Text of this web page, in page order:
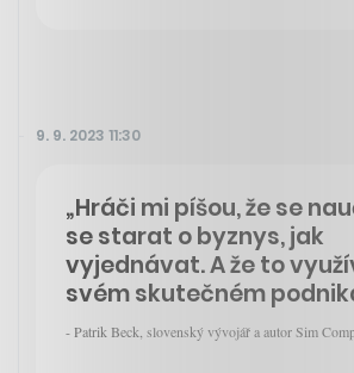
9. 9. 2023 11:30
„Hráči mi píšou, že se
se starat o byznys, jak
vyjednávat. A že to
svém skutečném
- Patrik Beck, slovenský vývojář a autor Sim